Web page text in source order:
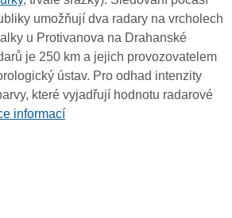
umožňují dva radary na vrcholech
u Protivanova na Drahanské
je 250 km a jejich provozovatelem
ústav. Pro odhad intenzity
které vyjadřují hodnotu radarové
informací